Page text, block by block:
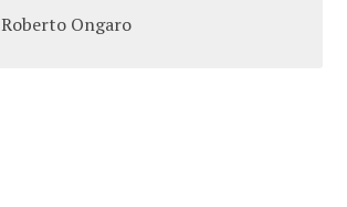
Roberto Ongaro